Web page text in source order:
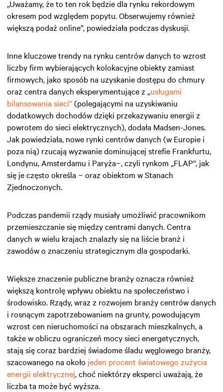
„Uważamy, że to ten rok będzie dla rynku rekordowym
okresem pod względem popytu. Obserwujemy również
większą podaż online”, powiedziała podczas dyskusji.
Inne kluczowe trendy na rynku centrów danych to wzrost
liczby firm wybierających kolokacyjne obiekty zamiast
firmowych, jako sposób na uzyskanie dostępu do chmury
oraz centra danych eksperymentujące z „usługami
bilansowania sieci”(polegającymi na uzyskiwaniu
dodatkowych dochodów dzięki przekazywaniu energii z
powrotem do sieci elektrycznych), dodała Madsen-Jones.
Jak powiedziała, nowe rynki centrów danych (w Europie i
poza nią) rzucają wyzwanie dominującej strefie Frankfurtu,
Londynu, Amsterdamu i Paryża−, czyli rynkom „FLAP”, jak
się je często określa − oraz obiektom w Stanach
Zjednoczonych.
Podczas pandemii rządy musiały umożliwić pracownikom
przemieszczanie się między centrami danych. Centra
danych w wielu krajach znalazły się na liście branż i
zawodów o znaczeniu strategicznym dla gospodarki.
Większe znaczenie publiczne branży oznacza również
większą kontrolę wpływu obiektu na społeczeństwo i
środowisko. Rządy, wraz z rozwojem branży centrów danych
i rosnącym zapotrzebowaniem na grunty, powodującym
wzrost cen nieruchomości na obszarach mieszkalnych, a
także w obliczu ograniczeń mocy sieci energetycznych,
stają się coraz bardziej świadome śladu węglowego branży,
szacowanego na około jeden procent światowego zużycia
energii elektrycznej, choć niektórzy eksperci uważają, że
liczba ta może być wyższa.